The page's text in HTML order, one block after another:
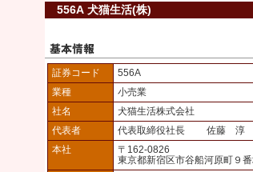
556A 犬猫生活(株)
証券コード 556A
業種
小売業
社名
犬猫生活株式会社
代表者
代表取締役社長 佐藤 淳
本社
〒162-0826
東京都新宿区市谷船河原町９